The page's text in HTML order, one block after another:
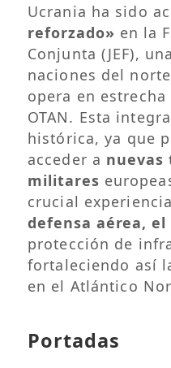
Ucrania ha sido
reforzado» en la
Conjunta (JEF),
naciones del
opera en
OTAN. Esta
histórica, ya que
acceder a nuevas
militares
crucial
defensa aérea,
protección de
fortaleciendo así
en el Atlántico
Portadas